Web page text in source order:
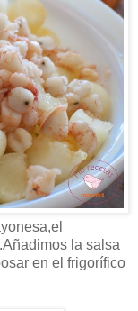
la salsa
en el frigorífico